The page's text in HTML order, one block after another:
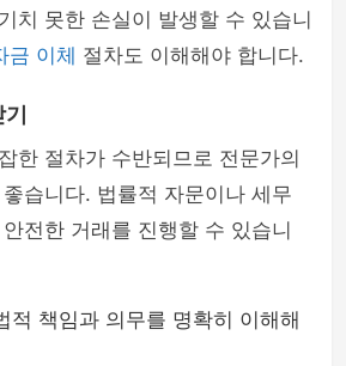
치 못한 손실이 발생할 수 있습니
금 이체 절차도 이해해야 합니다.
한 절차가 수반되므로 전문가의
습니다. 법률적 자문이나 세무
전한 거래를 진행할 수 있습니
적 책임과 의무를 명확히 이해해